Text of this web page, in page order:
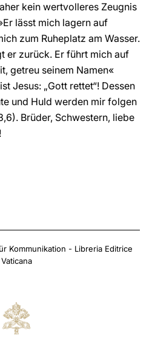
kein wertvolleres Zeugnis
lässt mich lagern auf
zum Ruheplatz am Wasser.
er zurück. Er führt mich auf
getreu seinem Namen«
Jesus: „Gott rettet“! Dessen
und Huld werden mir folgen
Brüder, Schwestern, liebe
Kommunikation - Libreria Editrice
Vaticana